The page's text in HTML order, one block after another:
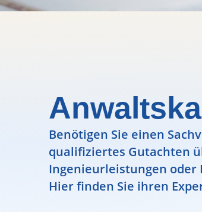
Benötigen Sie einen
qualifiziertes Gutachten
Ingenieurleistungen oder
Hier finden Sie ihren